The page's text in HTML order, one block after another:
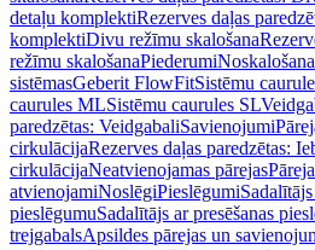
detaļu komplektiRezerves daļas
komplektiDivu režīmu skalošana
režīmu skalošanaPiederumi
sistēmasGeberit FlowFitSistēmu
caurules MLSistēmu caurules SL
paredzētas: VeidgabaliSavienojumi
cirkulācijaRezerves daļas paredzētas:
cirkulācijaNeatvienojamas pārejas
atvienojamiNoslēgiPieslēgumi
pieslēgumuSadalītājs ar presēšanas
trejgabalsApsildes pārejas un